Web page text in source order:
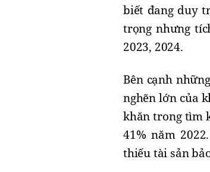
biết đang duy
trọng nhưng
2023, 2024.
Bên cạnh
nghẽn lớn của
khăn trong tìm
41% năm
thiếu tài sản